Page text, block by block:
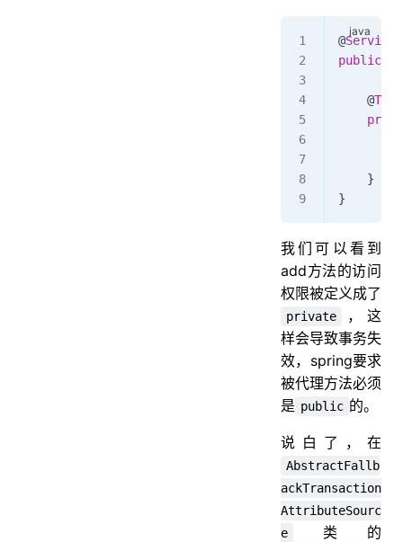
@Service
public
    @
    }
}
我们可以看到
add方法的访问
权限被定义成了
private
，这
样会导致事务失
效，spring要求
被代理方法必须
是 public 的。
说白了，在
AbstractFallb
ackTransaction
AttributeSourc
e
类的